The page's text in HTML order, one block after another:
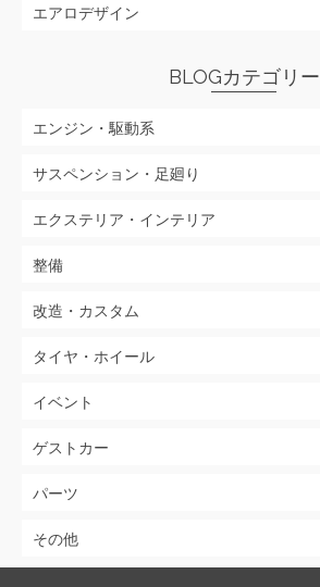
エアロデザイン
BLOGカテゴリー
エンジン・駆動系
サスペンション・足廻り
エクステリア・インテリア
整備
改造・カスタム
タイヤ・ホイール
イベント
ゲストカー
パーツ
その他